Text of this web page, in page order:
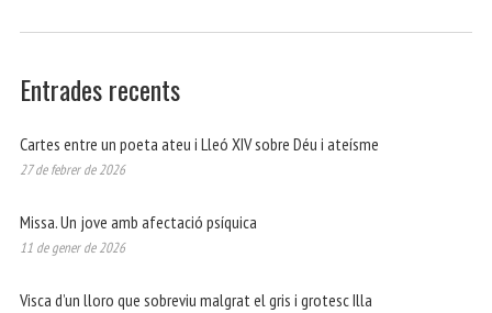
Entrades recents
Cartes entre un poeta ateu i Lleó XIV sobre Déu i ateísme
27 de febrer de 2026
Missa. Un jove amb afectació psíquica
11 de gener de 2026
Visca d’un lloro que sobreviu malgrat el gris i grotesc Illa